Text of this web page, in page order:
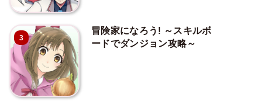
3
冒険家になろう! ～スキルボ
ードでダンジョン攻略～